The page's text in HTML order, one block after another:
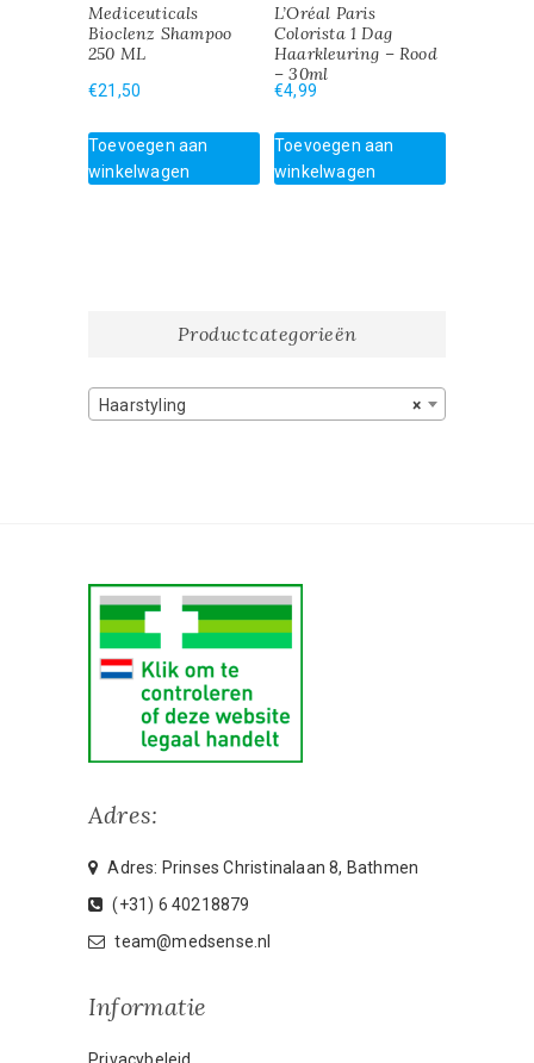
Mediceuticals
Bioclenz Shampoo
250 ML
€21,50
Toevoegen aan
winkelwagen
L’Oréal Paris
Colorista 1 Dag
Haarkleuring – Rood
– 30ml
€4,99
Toevoegen aan
winkelwagen
Productcategorieën
×
Haarstyling
Adres:
Adres: Prinses Christinalaan 8, Bathmen
(+31) 6 40218879
team@medsense.nl
Informatie